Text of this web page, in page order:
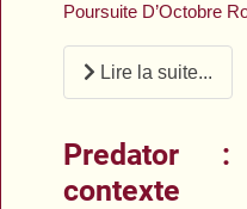
Poursuite D’Octobre
Lire la suite...
Predator
contexte